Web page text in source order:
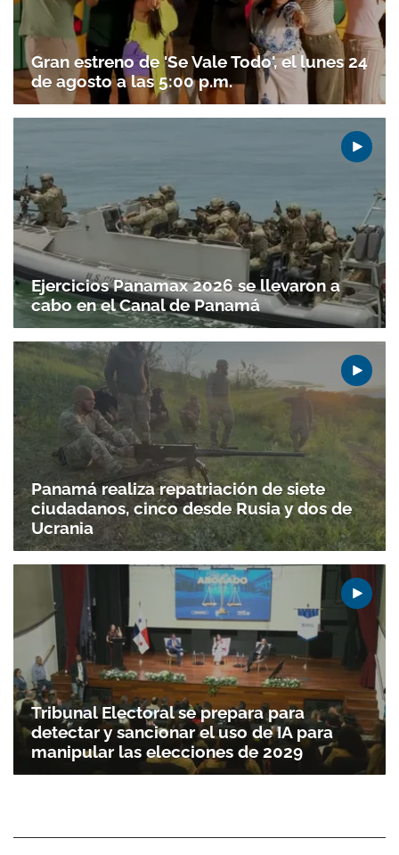
Gracias por suscribirte a nuestro boletín.
ACEPTAR
Gran estreno de 'Se Vale Todo', el lunes 24
de agosto a las 5:00 p.m.
Ejercicios Panamax 2026 se llevaron a
cabo en el Canal de Panamá
Panamá realiza repatriación de siete
ciudadanos, cinco desde Rusia y dos de
Ucrania
Tribunal Electoral se prepara para
detectar y sancionar el uso de IA para
manipular las elecciones de 2029